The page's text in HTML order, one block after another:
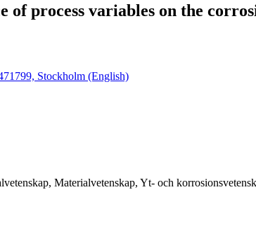
process variables on the
Stockholm (English)
Materialvetenskap, Yt- och